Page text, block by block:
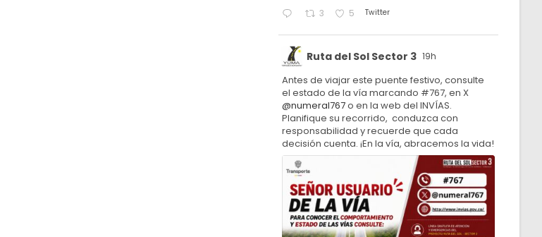
3 5 Twitter
Ruta del Sol Sector 3 19h
Antes de viajar este puente festivo, consulte
el estado de la vía marcando #767, en X
@numeral767o en la web del INVÍAS.
Planifique su recorrido, conduzca con
responsabilidad y recuerde que cada
decisión cuenta. ¡En la vía, abracemos la vida!